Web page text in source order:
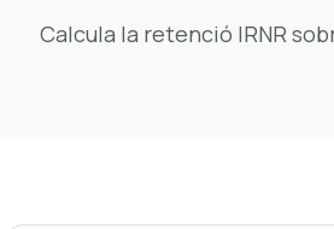
Calcula la retenció IRNR